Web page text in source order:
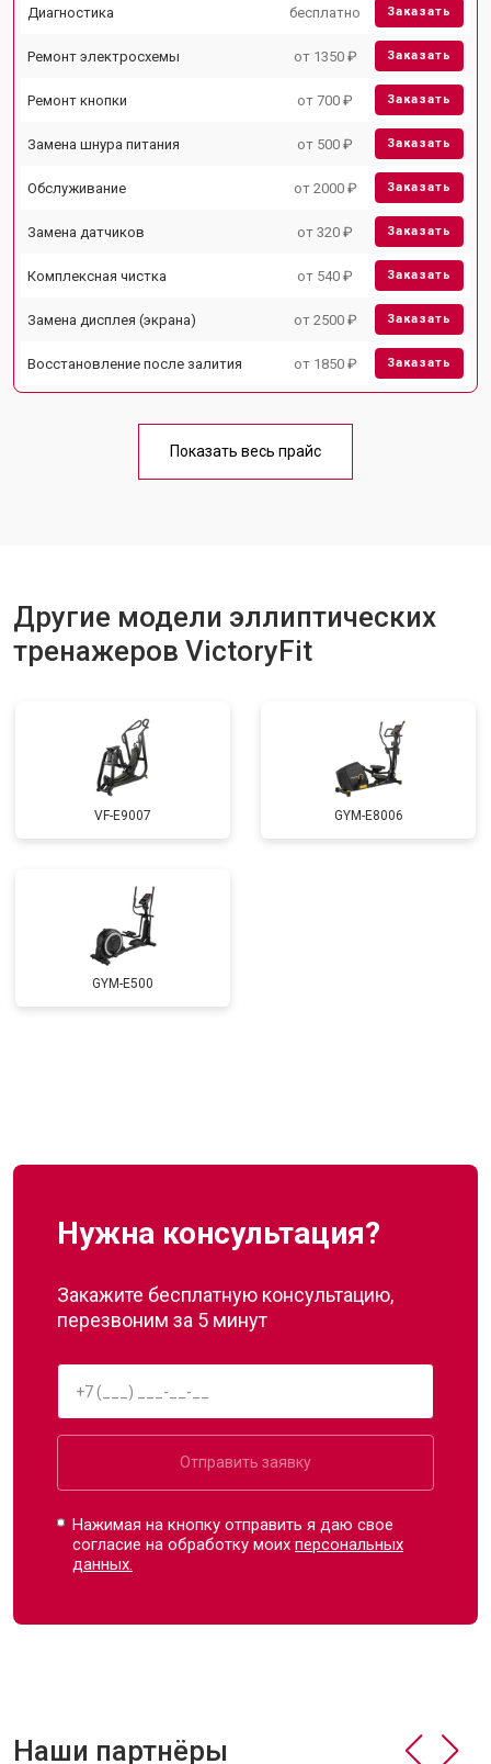
Диагностика бесплатно Заказать
Ремонт электросхемы от 1350 ₽ Заказать
Ремонт кнопки от 700 ₽ Заказать
Замена шнура питания от 500 ₽ Заказать
Обслуживание от 2000 ₽ Заказать
Замена датчиков от 320 ₽ Заказать
Комплексная чистка от 540 ₽ Заказать
Замена дисплея (экрана) от 2500 ₽ Заказать
Восстановление после залития от 1850 ₽ Заказать
Показать весь прайс
Другие модели эллиптических
тренажеров VictoryFit
VF-E9007 GYM-E8006
GYM-E500
Нужна консультация?
Закажите бесплатную консультацию,
перезвоним за 5 минут
Отправить заявку
Нажимая на кнопку отправить я даю свое
согласие на обработку моихперсональных
данных.
Наши партнёры